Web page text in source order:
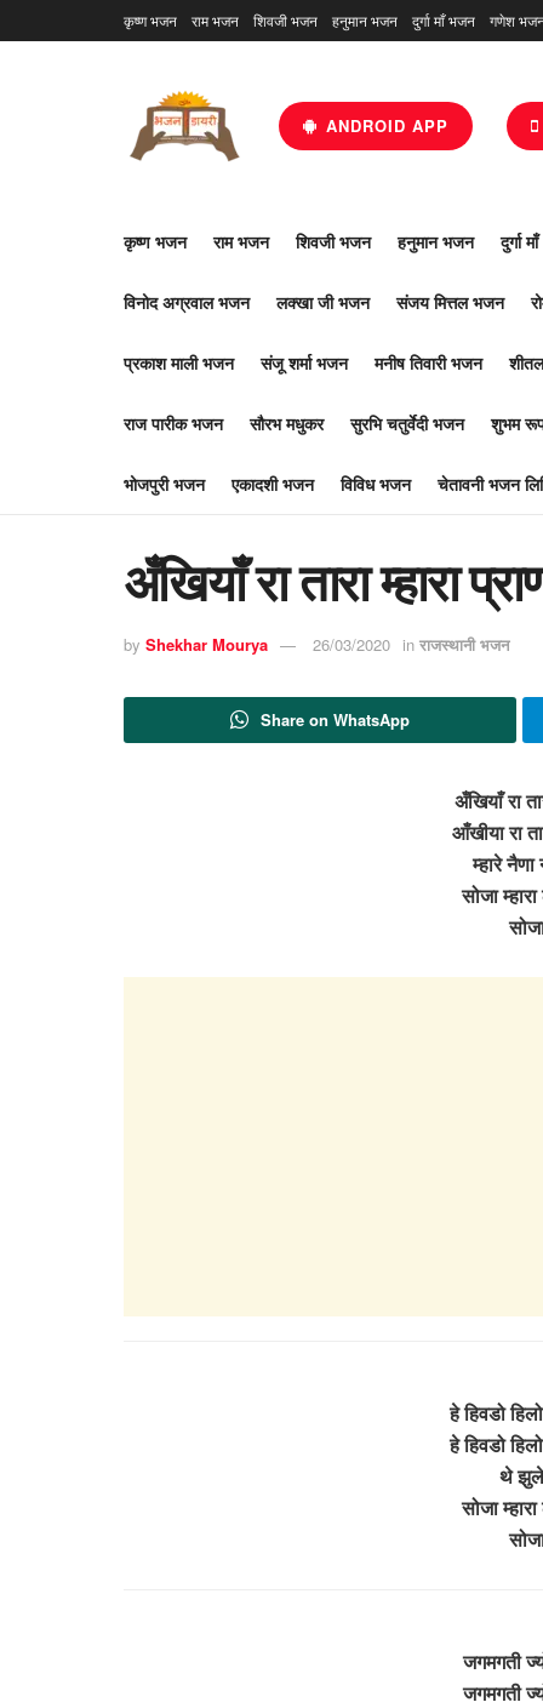
कृष्ण भजन राम भजन शिवजी भजन हनुमान भजन दुर्गा माँ भजन गणेश
ANDROID APP
कृष्ण भजन राम भजन शिवजी भजन हनुमान भजन दुर्गा
विनोद अग्रवाल भजन लक्खा जी भजन संजय मित्तल भजन
प्रकाश माली भजन संजू शर्मा भजन मनीष तिवारी भजन
राज पारीक भजन सौरभ मधुकर सुरभि चतुर्वेदी भजन शुभम
भोजपुरी भजन एकादशी भजन विविध भजन चेतावनी भजन
अँखियाँ रा तारा म्हारा
by Shekhar Mourya 26/03/2020 in राजस्थानी भजन
Share on WhatsApp
अँखियाँ रा
आँखीया रा
म्हारे नैणा
सोजा
हे हिवडो
हे हिवडो
थे
सोजा
जगमगती
जगमगती